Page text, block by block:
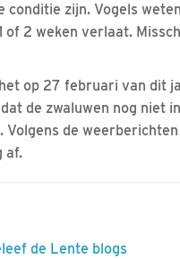
conditie zijn. Vogels
of 2 weken verlaat.
op 27 februari van dit
de zwaluwen nog niet
Volgens de
af.
de Lente blogs